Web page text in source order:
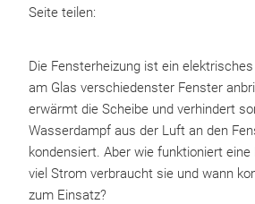
Seite teilen:
Die Fensterheizung ist ein
am Glas verschiedenster Fenster
erwärmt die Scheibe und verhindert
Wasserdampf aus der Luft an den
kondensiert. Aber wie funktioniert
viel Strom verbraucht sie und wann
zum Einsatz?